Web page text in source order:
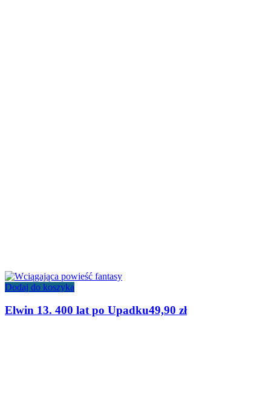
Dodaj do koszyka
Elwin 13. 400 lat po Upadku49,90 zł